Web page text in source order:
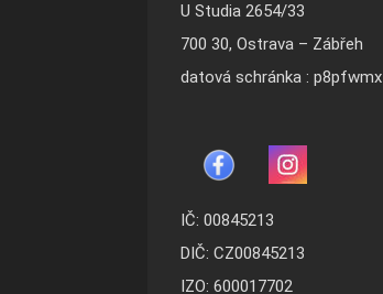
U Studia 2654/33
700 30, Ostrava – Zábřeh
datová schránka : p8pfwmx
IČ: 00845213
DIČ: CZ00845213
IZO: 600017702